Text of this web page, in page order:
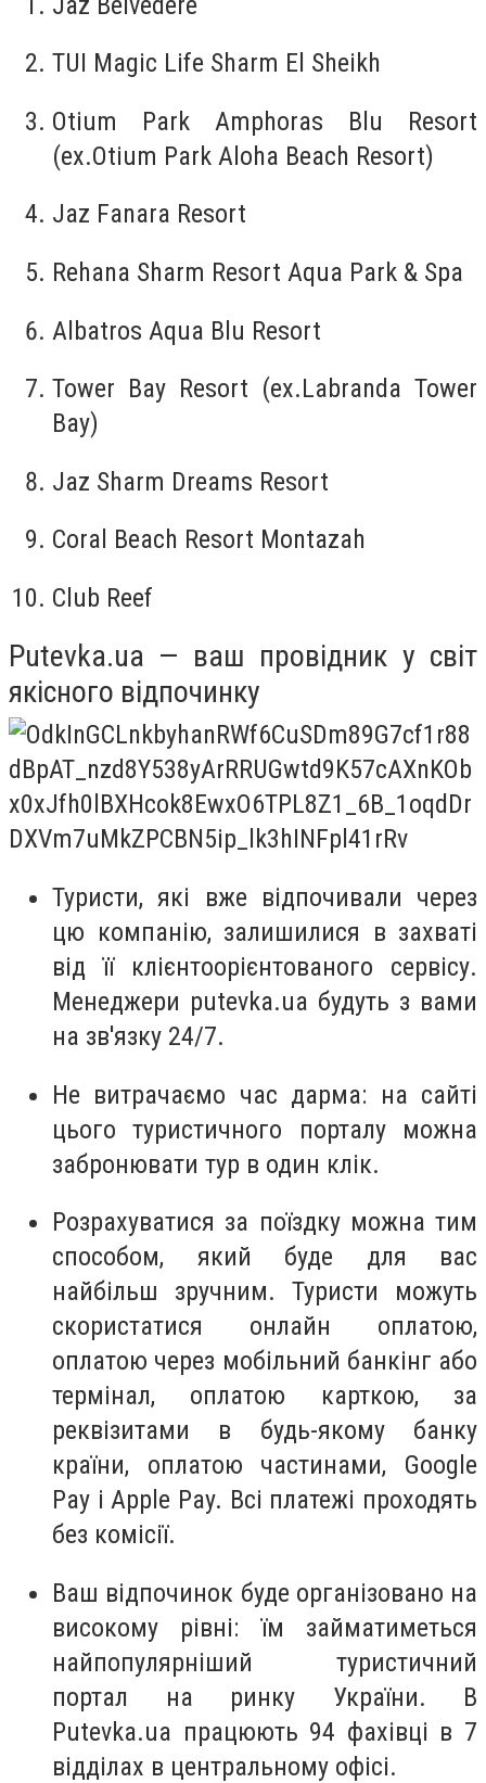
TUI Magic Life Sharm El Sheikh
Otium Park Amphoras Blu Resort
(ex.Otium Park Aloha Beach Resort)
Jaz Fanara Resort
Rehana Sharm Resort Aqua Park & Spa
Albatros Aqua Blu Resort
Tower Bay Resort (ex.Labranda Tower
Bay)
Jaz Sharm Dreams Resort
Coral Beach Resort Montazah
Club Reef
Putevka.ua — ваш провідник у світ
якісного відпочинку
Туристи, які вже відпочивали через
цю компанію, залишилися в захваті
від її клієнтоорієнтованого сервісу.
Менеджери putevka.ua будуть з вами
на зв'язку 24/7.
Не витрачаємо час дарма: на сайті
цього туристичного порталу можна
забронювати тур в один клік.
Розрахуватися за поїздку можна тим
способом, який буде для вас
найбільш зручним. Туристи можуть
скористатися онлайн оплатою,
оплатою через мобільний банкінг або
термінал, оплатою карткою, за
реквізитами в будь-якому банку
країни, оплатою частинами, Google
Pay і Apple Pay. Всі платежі проходять
без комісії.
Ваш відпочинок буде організовано на
високому рівні: їм займатиметься
найпопулярніший туристичний
портал на ринку України. В
Putevka.ua працюють 94 фахівці в 7
відділах в центральному офісі.